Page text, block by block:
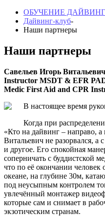
ОБУЧЕНИЕ
Дайвинг-клуб-
Наши партнеры
Наши партнеры
Савельев Игорь Витальевич
Instructor MSDT & EFR
Medic First Aid and CPR
В настоящее время
Когда при
«Кто на дайвинг – направо,
Витальевич не разорвался, а
и другое. Его спокойная
соперничать с буддистской
что по её окончании
океане, на глубине 30м,
под неусыпным контролем
увлечённый монтажер
которые сам и снимает в
экзотическим странам.